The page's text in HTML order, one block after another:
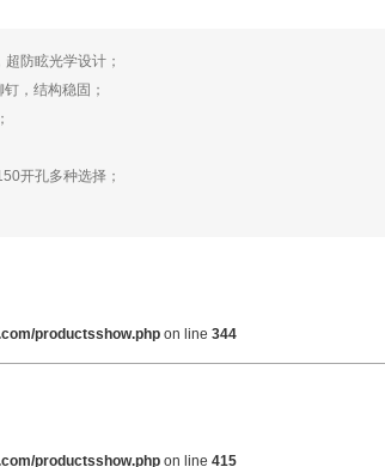
超防眩光学设计；
，结构稳固；
开孔多种选择；
productsshow.php on line 344
productsshow.php on line 415